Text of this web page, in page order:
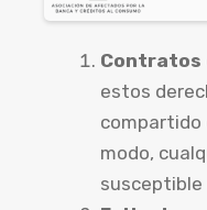
Contratos
estos
compartido
modo,
susceptible